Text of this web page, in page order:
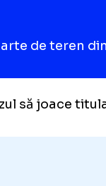
de teren
să joace